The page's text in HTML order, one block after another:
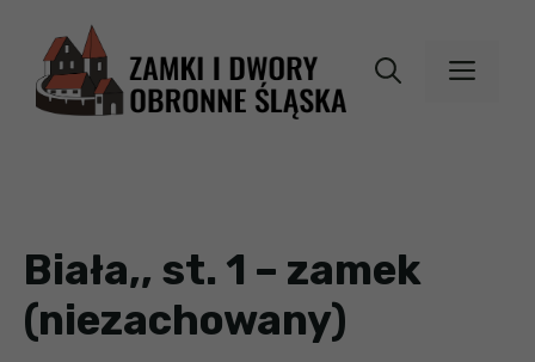
treści
Biała,, st. 1 – zamek
(niezachowany)